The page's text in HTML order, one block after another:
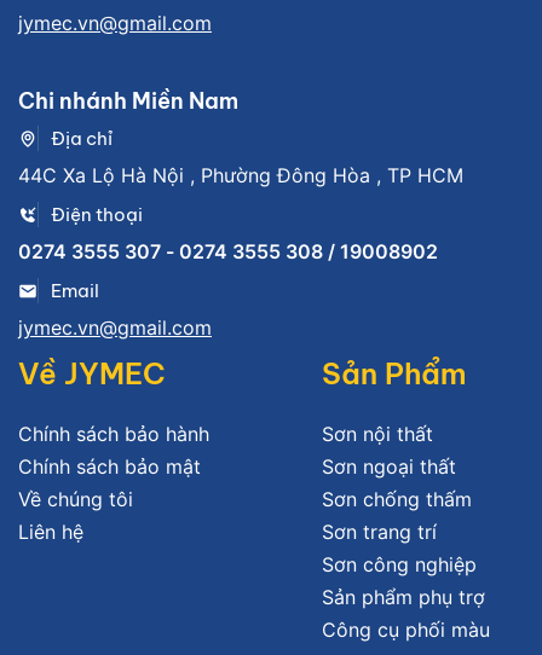
jymec.vn@gmail.com
Chi nhánh Miền Nam
Địa chỉ
44C Xa Lộ Hà Nội , Phường Đông Hòa , TP HCM
Điện thoại
0274 3555 307 - 0274 3555 308 / 19008902
Email
jymec.vn@gmail.com
Về JYMEC
Chính sách bảo hành
Chính sách bảo mật
Về chúng tôi
Liên hệ
Sản Phẩm
Sơn nội thất
Sơn ngoại thất
Sơn chống thấm
Sơn trang trí
Sơn công nghiệp
Sản phẩm phụ trợ
Công cụ phối màu